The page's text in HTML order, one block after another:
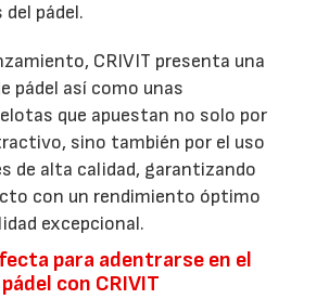
pádel.
CRIVIT presenta una
pádel así como unas
que apuestan no solo por
sino también por el uso
de alta calidad, garantizando
con un rendimiento óptimo
excepcional.
para adentrarse en el
con CRIVIT